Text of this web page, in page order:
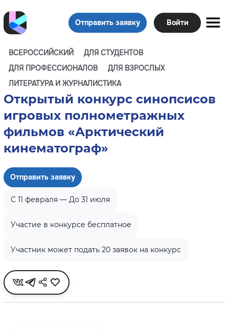
Отправить заявку Войти
ВСЕРОССИЙСКИЙ
ДЛЯ СТУДЕНТОВ
ДЛЯ ПРОФЕССИОНАЛОВ
ДЛЯ ВЗРОСЛЫХ
ЛИТЕРАТУРА И ЖУРНАЛИСТИКА
Открытый конкурс синопсисов
игровых полнометражных
фильмов «Арктический
кинематограф»
Отправить заявку
C 11 февраля — До 31 июля
Участие в конкурсе бесплатное
Участник может подать 20 заявок на конкурс